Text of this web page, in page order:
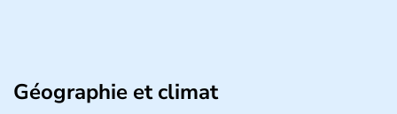
Géographie et climat